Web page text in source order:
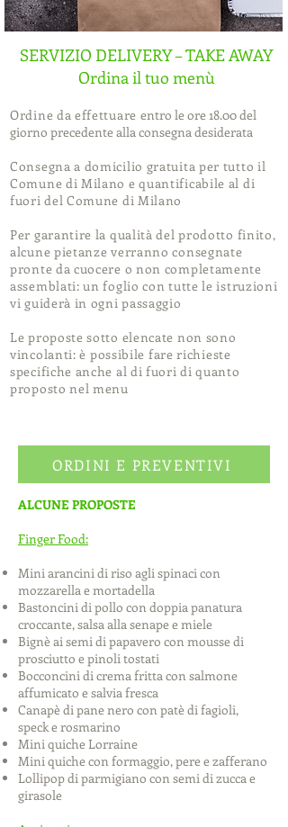
SERVIZIO DELIVERY – TAKE AWAY
Ordina il tuo menù
Ordine da effettuare entro le ore 18.00 del
giorno precedente alla consegna desiderata
Consegna a domicilio gratuita per tutto il
Comune di Milano e quantificabile al di
fuori del Comune di Milano
Per garantire la qualità del prodotto finito,
alcune pietanze verranno consegnate
pronte da cuocere o non completamente
assemblati: un foglio con tutte le istruzioni
vi guiderà in ogni passaggio
Le proposte sotto elencate non sono
vincolanti:è possibile fare richieste
specifiche anche al di fuori di quanto
proposto nel menu
ORDINI E PREVENTIVI
ALCUNE PROPOSTE
Finger Food:
Mini arancini di riso agli spinaci con
mozzarella e mortadella
Bastoncini di pollo con doppia panatura
croccante, salsa alla senape e miele
Bignè ai semi di papavero con mousse di
prosciutto e pinoli tostati
Bocconcini di crema fritta con salmone
affumicato e salvia fresca
Canapè di pane nero con patè di fagioli,
speck e rosmarino
Mini quiche Lorraine
Mini quiche con formaggio, pere e zafferano
Lollipop di parmigiano con semi di zucca e
girasole